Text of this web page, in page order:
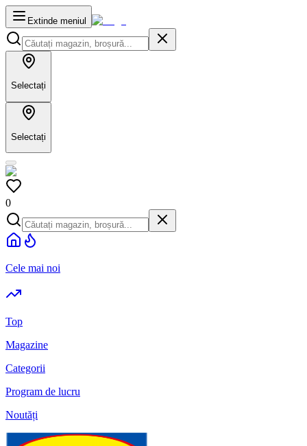
Extinde meniul
Selectați
Selectați
0
Cele mai noi
Top
Magazine
Categorii
Program de lucru
Noutăți